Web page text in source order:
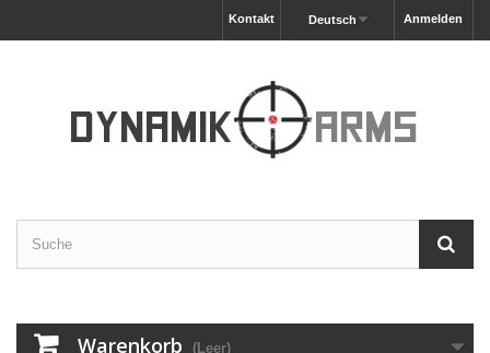
Anmelden
Deutsch
Kontakt
Warenkorb (Leer)